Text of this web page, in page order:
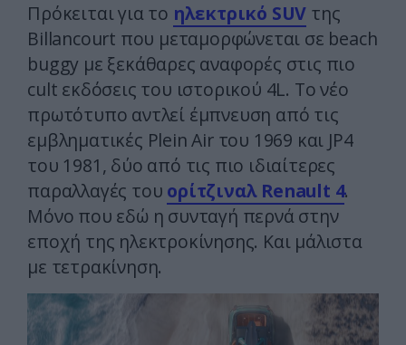
Πρόκειται για το ηλεκτρικό SUV της
Billancourt που μεταμορφώνεται σε beach
buggy με ξεκάθαρες αναφορές στις πιο
cult εκδόσεις του ιστορικού 4L. Το νέο
πρωτότυπο αντλεί έμπνευση από τις
εμβληματικές Plein Air του 1969 και JP4
του 1981, δύο από τις πιο ιδιαίτερες
παραλλαγές του ορίτζιναλ Renault 4.
Μόνο που εδώ η συνταγή περνά στην
εποχή της ηλεκτροκίνησης. Και μάλιστα
με τετρακίνηση.